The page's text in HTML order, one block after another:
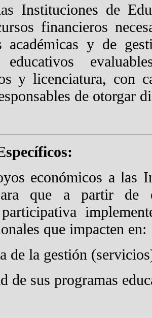
Instituciones de
financieros
académicas y de
educativos
y licenciatura, con
de otorgar
económicos a las
que a partir de
que impacten en:
de la gestión
de sus programas